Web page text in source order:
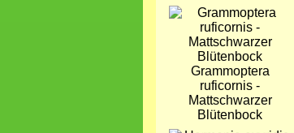
Bild
Grammoptera
ruficornis -
Mattschwarzer
Blütenbock